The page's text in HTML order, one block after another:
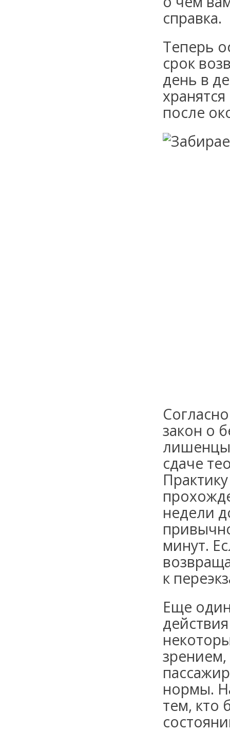
справка.
Теперь
срок
день в
после
закон о
лишенцы
сдаче
недели
минут.
к
Еще
нормы.
тем, кто